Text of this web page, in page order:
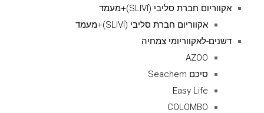
אקווריום חברת סליבי (SLIVIׂׂ)+מעמד
אקווריום חברת סליבי (SLIVIׂׂ)+מעמד
דשנים-לאקווריומי צמחיה
AZOO
סיכם Seachem
Easy Life
COLOMBO